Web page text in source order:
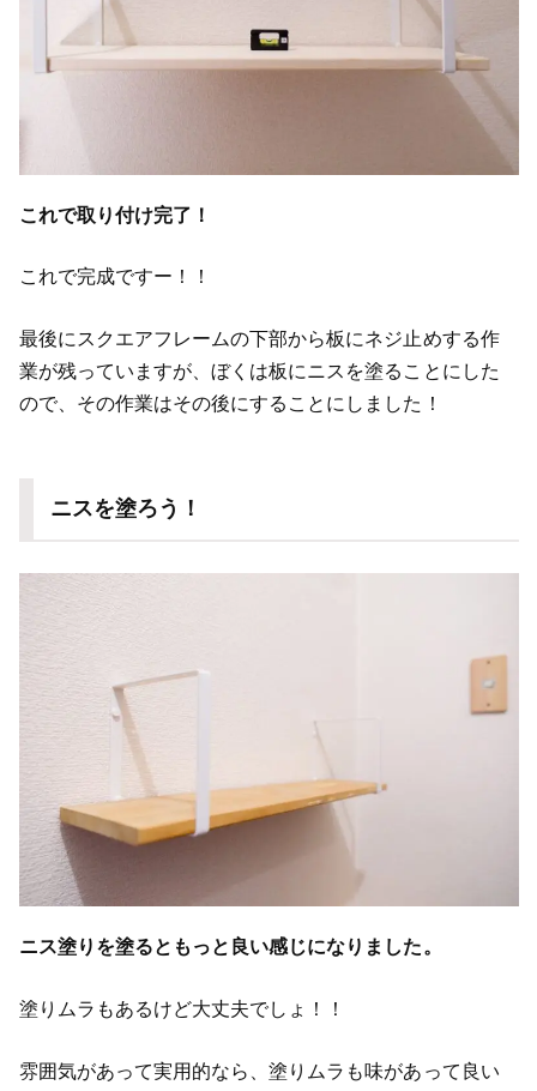
これで取り付け完了！
これで完成ですー！！
最後にスクエアフレームの下部から板にネジ止めする作
業が残っていますが、ぼくは板にニスを塗ることにした
ので、その作業はその後にすることにしました！
ニスを塗ろう！
ニス塗りを塗るともっと良い感じになりました。
塗りムラもあるけど大丈夫でしょ！！
雰囲気があって実用的なら、塗りムラも味があって良い